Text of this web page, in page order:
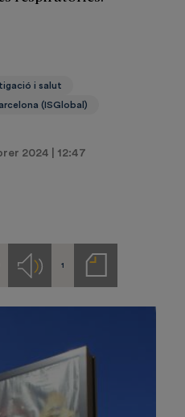
i salut
(ISGlobal)
2024 | 12:47
Audios1
Notas
de
prensa